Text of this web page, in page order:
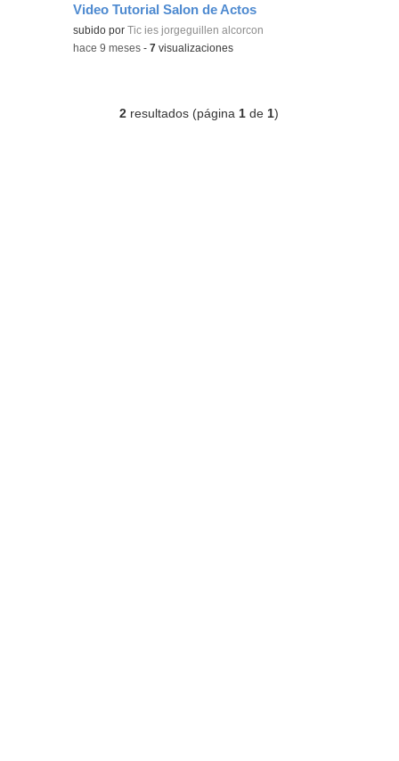
Video Tutorial Salon de Actos
Contenido educativo.
subido porTic ies jorgeguillen alcorcon
-hace 9 meses -7 visualizaciones
2 resultados (página 1 de 1)